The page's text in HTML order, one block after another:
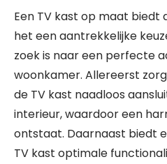
Een TV kast op maat biedt
het een aantrekkelijke
zoek is naar een perfecte
woonkamer. Allereerst
de TV kast naadloos
interieur, waardoor een
ontstaat. Daarnaast biedt
TV kast optimale